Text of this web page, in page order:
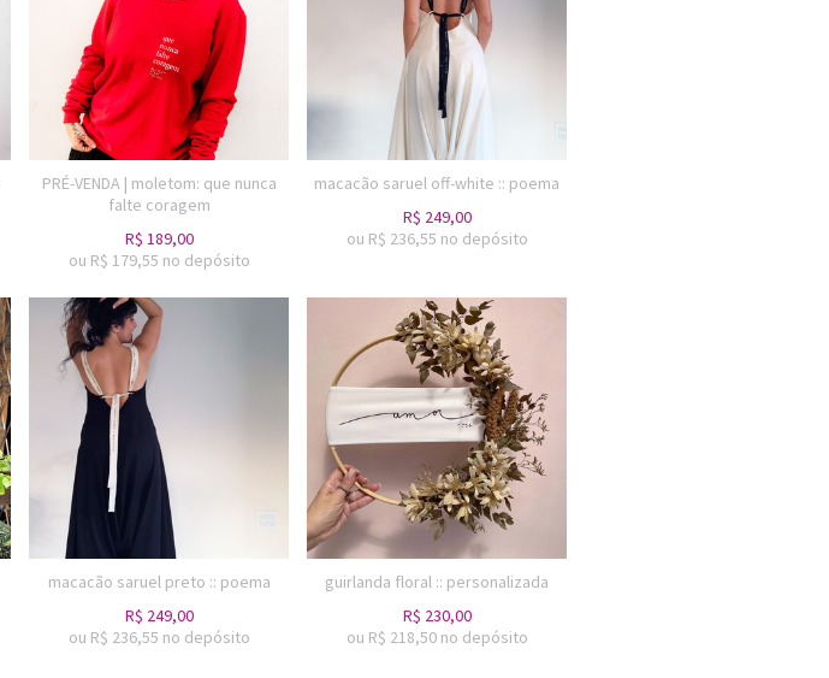
PRÉ-VENDA | moletom: que nunca
falte coragem
R$ 189,00
ou R$ 179,55 no depósito
macacão saruel off-white :: poema
R$ 249,00
ou R$ 236,55 no depósito
macacão saruel preto :: poema
R$ 249,00
ou R$ 236,55 no depósito
guirlanda floral :: personalizada
R$ 230,00
ou R$ 218,50 no depósito